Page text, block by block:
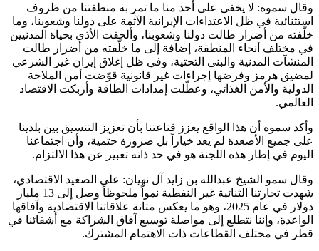
وقال سموه: لا يخفى على أحد منا ما تمر به منطقتنا من ظروف
استثنائية في ظل الاعتداءات الإيرانية الآثمة على دولنا وشعوبنا، وما
خلّفته من أضرار طالت دولنا وشعوبنا، وألحقت الأذى بحياة المدنيين
في مختلف أنحاء المنطقة، إضافة إلى ما خلّفته من أضرار طالت
المنشآت المدنية والبنى التحتية، وفي ظل إغلاق إيران غير الشرعي
لمضيق هرمز وفرضها إجراءات غير قانونية قوّضت أمن الملاحة
الدولية والأمن الغذائي، وعطّلت إمدادات الطاقة وأربكت الاقتصاد
العالمي.
وأكد سموه أن هذا الواقع يعزز قناعتنا بأن تعزيز التنسيق بين بلدينا
على جميع الأصعدة لم يعد خياراً بل ضرورة حتمية، وأن اجتماعنا
اليوم في إطار هذه اللجنة هو في حد ذاته تعبير عن هذا الالتزام.
وقال سمو الشيخ عبدالله بن زايد آل نهيان: على الصعيد الاقتصادي،
شهدت تجارتنا الثنائية غير النفطية نمواً ملحوظاً وصل إلى 13 مليار
دولار في عام 2025، وهو ما يعكس متانة علاقاتنا الاقتصادية وآفاقها
الواعدة، وإننا نتطلع إلى مواصلة توسيع آفاق الشراكة مع أشقائنا في
قطر في مختلف القطاعات ذات الاهتمام المشترك.